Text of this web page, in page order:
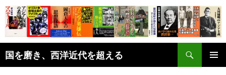
コ
ン
テ
ン
ツ
へ
国を磨き、西洋近代を超える
索